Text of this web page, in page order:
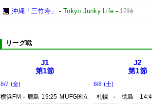
沖縄「三竹寿」 - Tokyo Junky Life - 12時
リーグ戦
J1
第1節
8/7 (金)
横浜FM - 鹿島 19:25 MUFG国立
J2
第1節
8/8 (土)
札幌
- 徳島